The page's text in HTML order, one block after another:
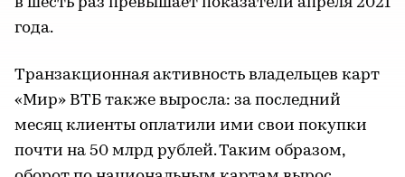
года.
Транзакционная активность владельцев карт
«Мир» ВТБ также выросла: за последний
месяц клиенты оплатили ими свои покупки
почти на 50 млрд рублей. Таким образом,